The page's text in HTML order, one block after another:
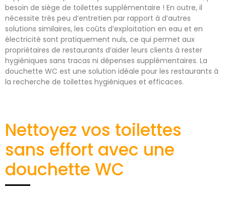
besoin de siège de toilettes supplémentaire ! En outre, il
nécessite très peu d’entretien par rapport à d’autres
solutions similaires, les coûts d’exploitation en eau et en
électricité sont pratiquement nuls, ce qui permet aux
propriétaires de restaurants d’aider leurs clients à rester
hygiéniques sans tracas ni dépenses supplémentaires. La
douchette WC est une solution idéale pour les restaurants à
la recherche de toilettes hygiéniques et efficaces.
Nettoyez vos toilettes
sans effort avec une
douchette WC